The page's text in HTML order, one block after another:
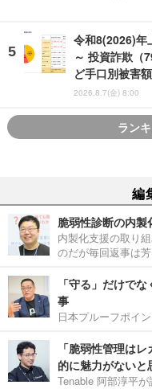
令和8(2026)年
～ 投資詐欺（
ど手口別被害額
2026.8.7(金) 8:00
ラン
編
脆弱性診断の内
内製化支援の取り
のだが毎回返事は
「守る」だけで
事
日本プルーフポイ
「脆弱性管理は
的に魅力がないと
Tenable 阿部淳平